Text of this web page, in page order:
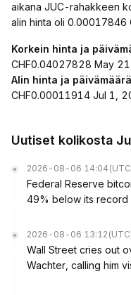
aikana JUC-rahakkeen
alin hinta oli 0.00017846
Korkein hinta ja
CHF0.04027828 May
Alin hinta ja päivämäärä
CHF0.00011914 Jul 1,
Uutiset kolikosta
2026-08-06 14:04
Federal Reserve
49% below its record
2026-08-06 13:12
Wall Street cries out
Wachter, calling him